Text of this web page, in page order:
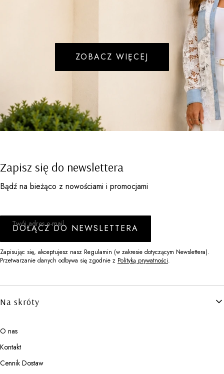
ZOBACZ WIĘCEJ
Zapisz się do newslettera
Bądź na bieżąco z nowościami i promocjami
Twój adres e-mail
DOŁĄCZ DO NEWSLETTERA
Zapisując się, akceptujesz nasz Regulamin (w zakresie dotyczącym Newslettera).
Przetwarzanie danych odbywa się zgodnie z Polityką prywatności.
Linki w stopce
Na skróty
O nas
Kontakt
Cennik Dostaw